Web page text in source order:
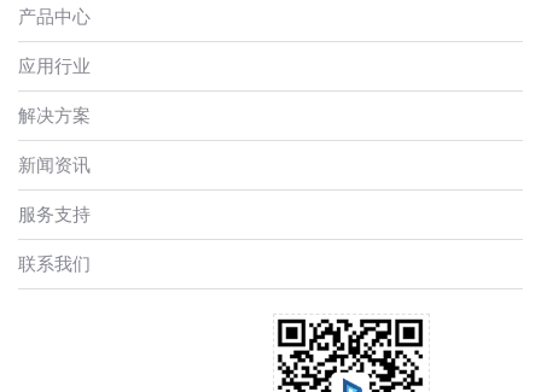
产品中心
应用行业
解决方案
新闻资讯
服务支持
联系我们